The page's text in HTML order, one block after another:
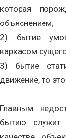
которая
объяснением;
2) бытие
каркасом
3) бытие
движение, то
Главным
бытию служит